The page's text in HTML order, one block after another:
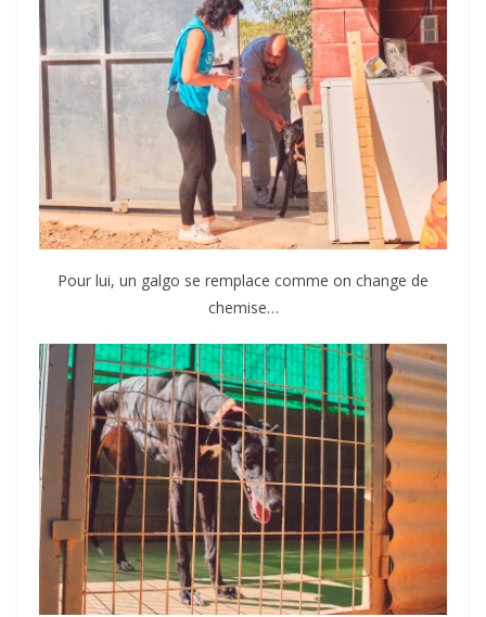
Pour lui, un galgo se remplace comme on change de
chemise…